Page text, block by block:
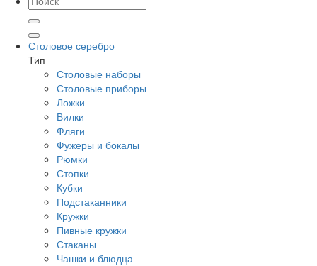
Столовое серебро
Тип
Столовые наборы
Столовые приборы
Ложки
Вилки
Фляги
Фужеры и бокалы
Рюмки
Стопки
Кубки
Подстаканники
Кружки
Пивные кружки
Стаканы
Чашки и блюдца